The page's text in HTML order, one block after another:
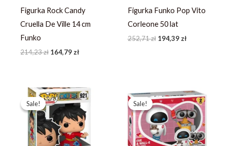
Figurka Rock Candy
Cruella De Ville 14 cm
Funko
214,23zł 164,79zł
Figurka Funko Pop Vito
Corleone 50 lat
252,71zł 194,39zł
Sale!
Sale!
Pierwotna
cena
wynosiła:
444,59 zł.
Aktualna
cena
wynosi:
341,99 zł.
Sale!
Sale!
Pierwotna
cena
wynosiła:
457,59 zł.
Aktualna
cena
wynosi:
351,99 zł.